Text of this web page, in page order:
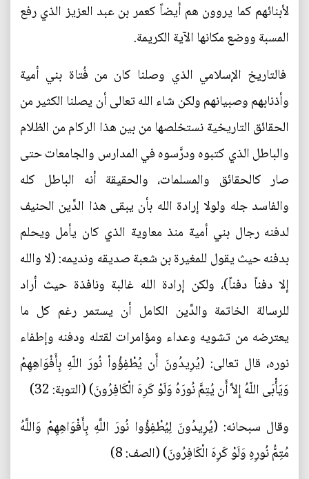
لأبنائهم كما يروون هم أيضاً كعمر بن عبد العزيز الذي رفع
المسبة ووضع مكانها الآية الكريمة.
فالتاريخ الإسلامي الذي وصلنا كان من فُتاة بني أمية
وأذنابهم وصبيانهم ولكن شاء الله تعالى أن يصلنا الكثير من
الحقائق التاريخية نستخلصها من بين هذا الركام من الظلام
والباطل الذي كتبوه ودرَّسوه في المدارس والجامعات حتى
صار كالحقائق والمسلمات، والحقيقة أنه الباطل كله
والفاسد جله ولولا إرادة الله بأن يبقى هذا الدِّين الحنيف
لدفنه رجال بني أمية منذ معاوية الذي كان يأمل ويحلم
بدفنه حيث يقول للمغيرة بن شعبة صديقه ونديمه: (لا والله
إلا دفناً دفناً)، ولكن إرادة الله غالبة ونافذة حيث أراد
للرسالة الخاتمة والدِّين الكامل أن يستمر رغم كل ما
يعترضه من تشويه وعداء ومؤامرات لقتله ودفنه وإطفاء
نوره، قال تعالى: (يُرِيدُونَ أَن يُطْفِؤُواْ نُورَ اللّهِ بِأَفْوَاهِهِمْ
وَيَأْبَى اللّهُ إِلاَّ أَن يُتِمَّ نُورَهُ وَلَوْ كَرِهَ الْكَافِرُونَ) (التوبة: 32)
وقال سبحانه: (يُرِيدُونَ لِيُطْفِؤُوا نُورَ اللَّهِ بِأَفْوَاهِهِمْ وَاللَّهُ
مُتِمُّ نُورِهِ وَلَوْ كَرِهَ الْكَافِرُونَ) (الصف: 8)